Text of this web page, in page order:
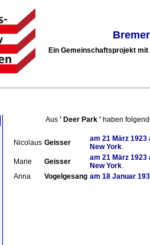
Ein Gemeinschaftsprojekt
Aus ' Deer Park ' haben
Nicolaus Geisser am 21 März 1923
New York.
Marie
Geisser am 21 März 1923
New York.
Anna
Vogelgesang am 18 Januar